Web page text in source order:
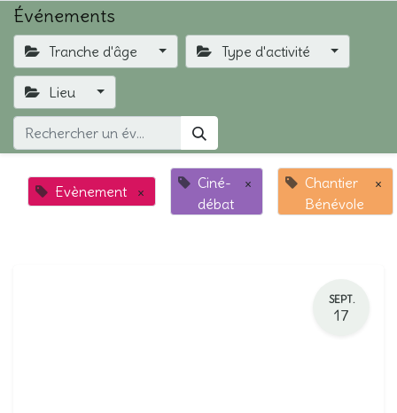
Événements
Tranche d'âge Type d'activité
Lieu
Evènement ×
Ciné-
débat
×
Chantier
Bénévole
×
SEPT.
17